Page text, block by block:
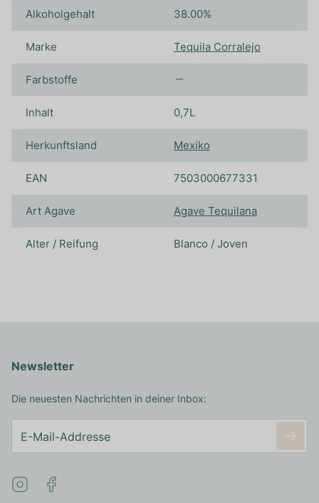
Alkoholgehalt 38.00%
Marke Tequila Corralejo
Farbstoffe
Inhalt 0,7L
Herkunftsland Mexiko
EAN 7503000677331
Art Agave Agave Tequilana
Alter / Reifung Blanco / Joven
Newsletter
Die neuesten Nachrichten in deiner Inbox: